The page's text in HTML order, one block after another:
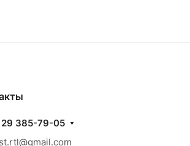
29 385-79-05